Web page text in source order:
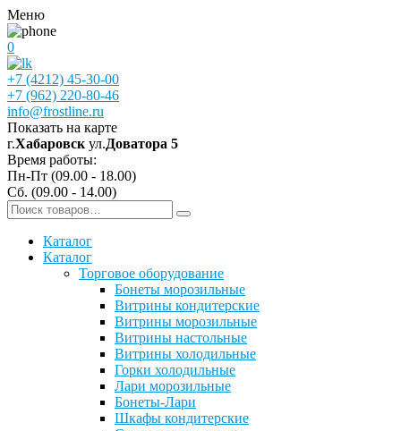
Меню
0
+7 (4212) 45-30-00
+7 (962) 220-80-46
info@frostline.ru
Показать на карте
г.Хабаровск ул.Доватора 5
Время работы:
Пн-Пт (09.00 - 18.00)
Сб. (09.00 - 14.00)
Каталог
Каталог
Торговое оборудование
Бонеты морозильные
Витрины кондитерские
Витрины морозильные
Витрины настольные
Витрины холодильные
Горки холодильные
Лари морозильные
Бонеты-Лари
Шкафы кондитерские